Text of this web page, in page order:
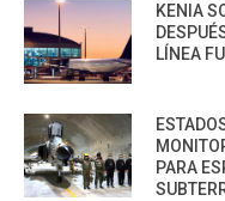
KENIA
LÍNEA
PARA